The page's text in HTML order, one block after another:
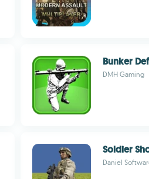
Bunker
DMH Gaming
Soldier
Daniel